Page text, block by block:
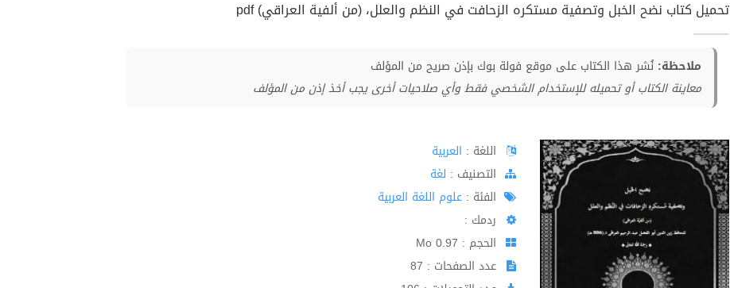
تحميل كتاب نضح الخبل وتصفية مستكره الزحافت في النظم والعلل، (من ألفية العراقي) pdf
ملاحظة: نُشر هذا الكتاب على موقع فولة بوك بإذن صريح من المؤلف
معاينة الكتاب أو تحميله للإستخدام الشخصي فقط وأي صلاحيات أخرى يجب أخذ إذن من المؤلف
اللغة : العربية
اﻟﺘﺼﻨﻴﻒ : لغة
الفئة : علوم اللغة العربية
ردمك :
الحجم : 0.97 Mo
عدد الصفحات : 87